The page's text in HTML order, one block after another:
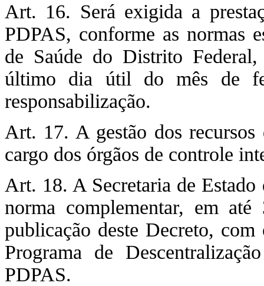
Art. 16. Será exigida a
PDPAS, conforme as normas
de Saúde do Distrito
último dia útil do mês de
responsabilização.
Art. 17. A gestão dos
cargo dos órgãos de controle
Art. 18. A Secretaria de
norma complementar, em
publicação deste Decreto, com
Programa de
PDPAS.